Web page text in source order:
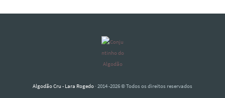
Algodão Cru - Lara Rogedo · 2014 -2026 © Todos os direitos reservados